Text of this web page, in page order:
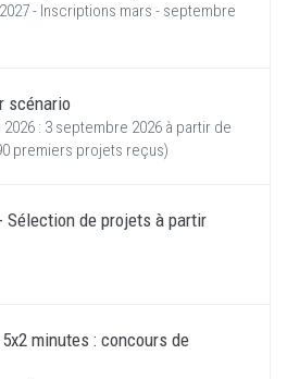
- Inscriptions mars - septembre
scénario
: 3 septembre 2026 à partir de
premiers projets reçus)
- Sélection de projets à partir
minutes : concours de